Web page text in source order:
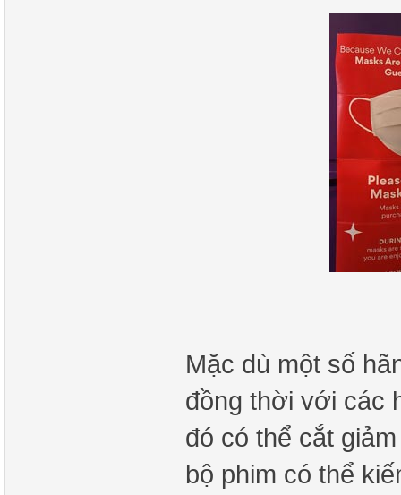
Mặc dù một số
đồng thời với các
đó có thể cắt
bộ phim có thể